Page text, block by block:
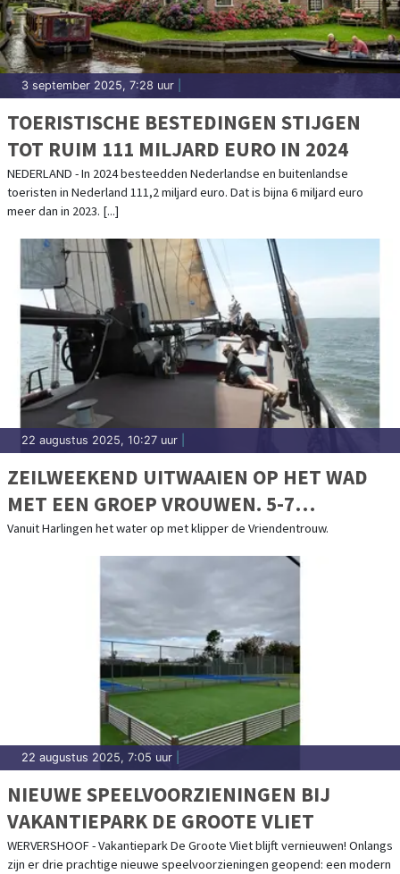
3 september 2025, 7:28 uur
TOERISTISCHE BESTEDINGEN STIJGEN
TOT RUIM 111 MILJARD EURO IN 2024
NEDERLAND - In 2024 besteedden Nederlandse en buitenlandse
toeristen in Nederland 111,2 miljard euro. Dat is bijna 6 miljard euro
meer dan in 2023. [...]
22 augustus 2025, 10:27 uur
ZEILWEEKEND UITWAAIEN OP HET WAD
MET EEN GROEP VROUWEN. 5-7
SEPTEMBER 2025
Vanuit Harlingen het water op met klipper de Vriendentrouw.
22 augustus 2025, 7:05 uur
NIEUWE SPEELVOORZIENINGEN BIJ
VAKANTIEPARK DE GROOTE VLIET
WERVERSHOOF - Vakantiepark De Groote Vliet blijft vernieuwen! Onlangs
zijn er drie prachtige nieuwe speelvoorzieningen geopend: een modern